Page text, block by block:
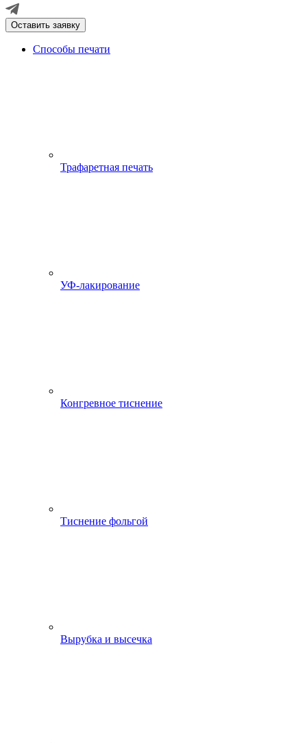
Оставить заявку
Способы печати
Трафаретная печать
УФ-лакирование
Конгревное тиснение
Тиснение фольгой
Вырубка и высечка